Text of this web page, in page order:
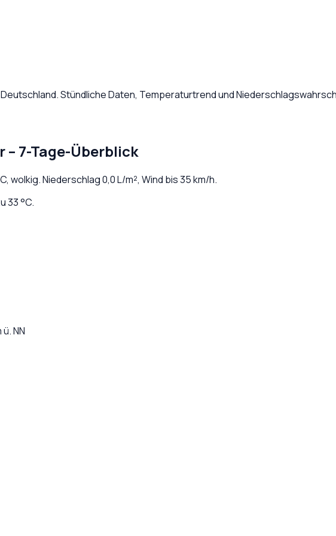
Deutschland. Stündliche Daten, Temperaturtrend und
– 7-Tage-Überblick
wolkig. Niederschlag0,0L/m², Wind bis35km/h.
33 °C.
ü. NN